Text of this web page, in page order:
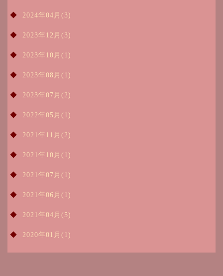
2024年04月(3)
2023年12月(3)
2023年10月(1)
2023年08月(1)
2023年07月(2)
2022年05月(1)
2021年11月(2)
2021年10月(1)
2021年07月(1)
2021年06月(1)
2021年04月(5)
2020年01月(1)